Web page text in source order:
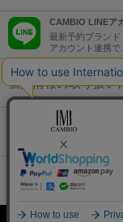
CAMBIO LINEア
最新予約ブランド
アカウント連携
個人情報の取り扱い
特定商取引法に基づ
コーポレートサイト